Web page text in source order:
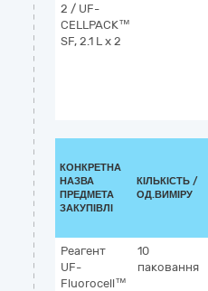
2 / UF-
CELLPACK™
SF, 2.1 L x 2
КОНКРЕТНА
НАЗВА
ПРЕДМЕТА
ЗАКУПІВЛІ
КІЛЬКІСТЬ /
ОД.ВИМІРУ
Реагент
UF-
Fluorocell™
10
паковання